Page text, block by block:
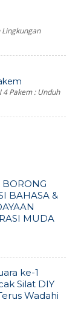
4 Pakem : Unduh
BORONG
BAHASA &
MUDA
ke-1
Silat DIY
Wadahi